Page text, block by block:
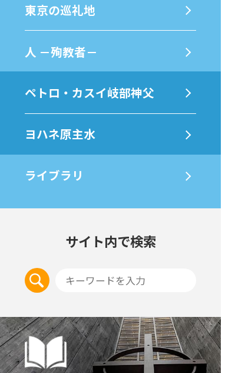
東京の巡礼地
⼈ －殉教者－
ペトロ・カスイ岐部神父
ヨハネ原主水
ライブラリ
サイト内で検索